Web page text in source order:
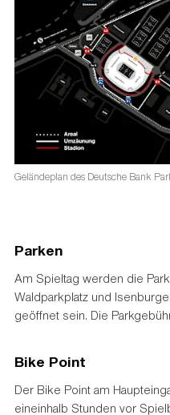
Geländeplan des Deutsche Bank
Parken
Am Spieltag werden die
Waldparkplatz und
geöffnet sein. Die
Bike Point
Der Bike Point am
eineinhalb Stunden vor